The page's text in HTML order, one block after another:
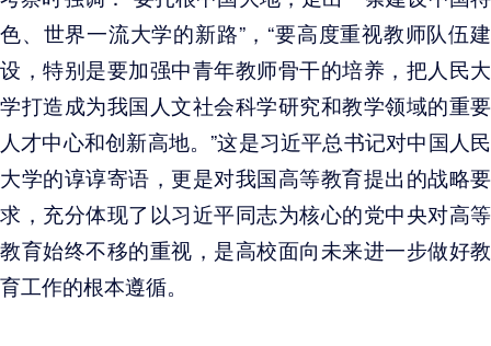
色、世界一流大学的新路”，“要高度重视教师队伍建
设，特别是要加强中青年教师骨干的培养，把人民大
学打造成为我国人文社会科学研究和教学领域的重要
人才中心和创新高地。”这是习近平总书记对中国人民
大学的谆谆寄语，更是对我国高等教育提出的战略要
求，充分体现了以习近平同志为核心的党中央对高等
教育始终不移的重视，是高校面向未来进一步做好教
育工作的根本遵循。